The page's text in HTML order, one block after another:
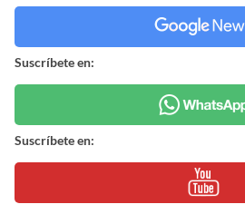
Suscríbete en:
Suscríbete en: